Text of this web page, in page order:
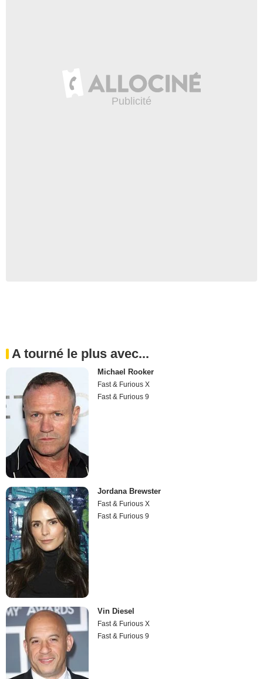
A tourné le plus avec...
Michael Rooker
Fast & Furious X
Fast & Furious 9
Jordana Brewster
Fast & Furious X
Fast & Furious 9
Vin Diesel
Fast & Furious X
Fast & Furious 9